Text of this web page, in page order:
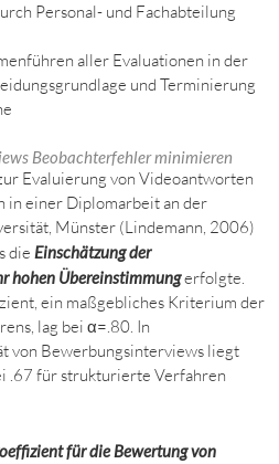
Personal- und Fachabteilung
aller Evaluationen in der
und Terminierung
Beobachterfehler minimieren
Evaluierung von Videoantworten
in einer Diplomarbeit an der
Münster (Lindemann, 2006)
dieEinschätzung der
hohen Übereinstimmungerfolgte.
ein maßgebliches Kriterium der
lag bei α=.80. In
von Bewerbungsinterviews liegt
.67 für strukturierte Verfahren
für die Bewertung von